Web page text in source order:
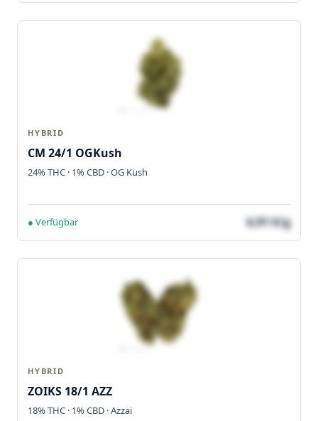
HYBRID
CM 24/1 OGKush
24% THC · 1% CBD · OG Kush
● Verfügbar 4,91 €/g
HYBRID
ZOIKS 18/1 AZZ
18% THC · 1% CBD · Azzai